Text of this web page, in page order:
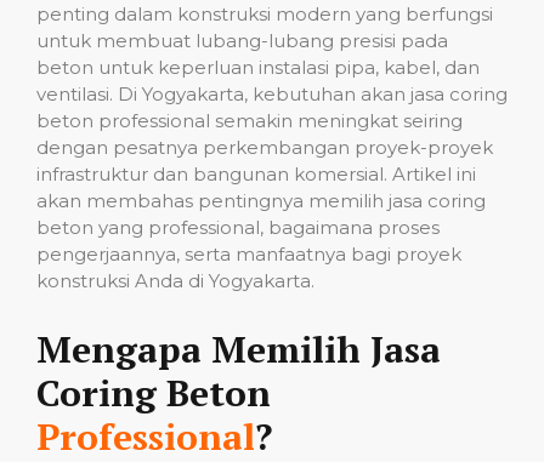
penting dalam konstruksi modern yang berfungsi
untuk membuat lubang-lubang presisi pada
beton untuk keperluan instalasi pipa, kabel, dan
ventilasi. Di Yogyakarta, kebutuhan akan jasa coring
beton professional semakin meningkat seiring
dengan pesatnya perkembangan proyek-proyek
infrastruktur dan bangunan komersial. Artikel ini
akan membahas pentingnya memilih jasa coring
beton yang professional, bagaimana proses
pengerjaannya, serta manfaatnya bagi proyek
konstruksi Anda di Yogyakarta.
Mengapa Memilih Jasa
Coring Beton
Professional?